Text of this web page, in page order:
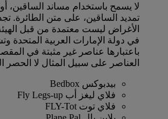
لا يسمح باستخدام مساند
تمديد الساقين، على متن الطائرة.
الأغراض ليست معتمدة من قبل
في دولة الإمارات العربية
باعتبارها عناصر غير مثبتة في
العناصر على سبيل المثال لا الحصر
بيدبوكس Bedbox
فلاي ليغز أب Fly Legs-up
فلاي توت FLY-Tot